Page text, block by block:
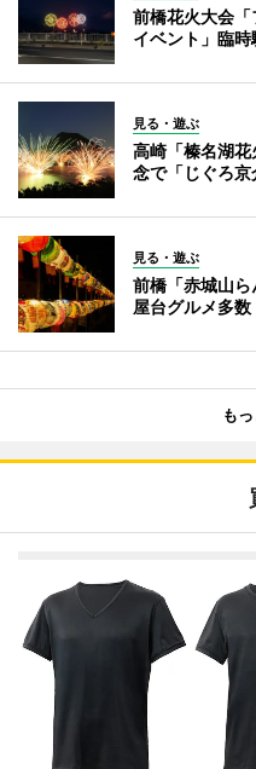
前橋花火大会
イベント」臨時
見る・遊ぶ
高崎「榛名湖
念で「じぐろ京
見る・遊ぶ
前橋「赤城山
屋台グルメ多数
も